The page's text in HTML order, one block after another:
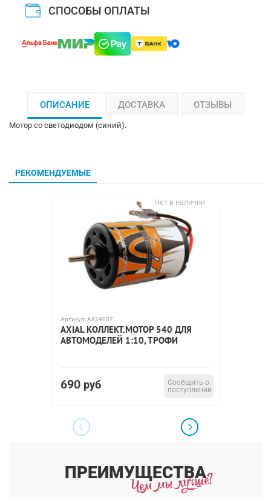
СПОСОБЫ ОПЛАТЫ
ОПИСАНИЕ ДОСТАВКА ОТЗЫВЫ
Мотор со светодиодом (синий).
РЕКОМЕНДУЕМЫЕ
Нет в наличии
Артикул:AX24007
AXIAL КОЛЛЕКТ.МОТОР 540 ДЛЯ
АВТОМОДЕЛЕЙ 1:10, ТРОФИ
690 руб
Сообщить о
поступлении
ПРЕИМУЩЕСТВА